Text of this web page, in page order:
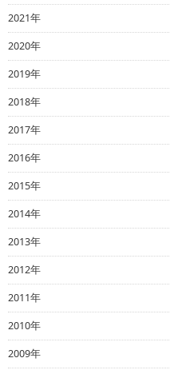
2021年
2020年
2019年
2018年
2017年
2016年
2015年
2014年
2013年
2012年
2011年
2010年
2009年